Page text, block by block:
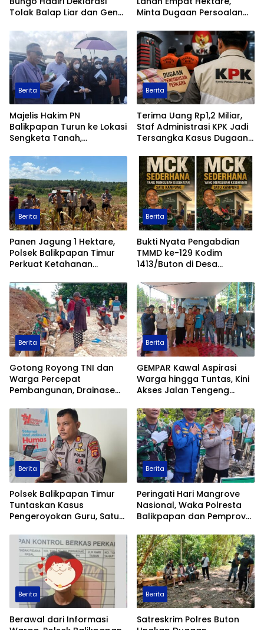
Berita
Sinergi Lintas Sektor, Polres
Bungo Hadiri Deklarasi
Tolak Balap Liar dan Geng
Motor
Berita
Kamaruddin Klaim Miliki
Lahan Empat Hektare,
Minta Dugaan Persoalan
Pertanahan Diusut Secara
Transparan
Berita
Majelis Hakim PN
Balikpapan Turun ke Lokasi
Sengketa Tanah,
Pemeriksaan Setempat
Perkuat Pencarian Fakta
Berita
Terima Uang Rp1,2 Miliar,
Staf Administrasi KPK Jadi
Tersangka Kasus Dugaan
Pengurusan Perkara
Berita
Panen Jagung 1 Hektare,
Polsek Balikpapan Timur
Perkuat Ketahanan
Pangan Nasional melalui
Program Asta Cita
Berita
Bukti Nyata Pengabdian
TMMD ke-129 Kodim
1413/Buton di Desa
Ambuau Togo, MCK
Sederhana Ubah
Kesehatan Satu Kampung
Berita
Gotong Royong TNI dan
Warga Percepat
Pembangunan, Drainase
TMMD ke-129 Kodim
1413/Buton Kian Terbentuk
Berita
GEMPAR Kawal Aspirasi
Warga hingga Tuntas, Kini
Akses Jalan Tengeng
Wetan Resmi Dibuka
Berita
Polsek Balikpapan Timur
Tuntaskan Kasus
Pengeroyokan Guru, Satu
Tersangka Ditahan dan
Berita
Peringati Hari Mangrove
Nasional, Waka Polresta
Balikpapan dan Pemprov
Kaltim Tanam 1.200 Bibit